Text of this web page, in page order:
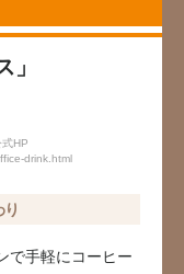
」
HP
drink.html
で手軽にコーヒー